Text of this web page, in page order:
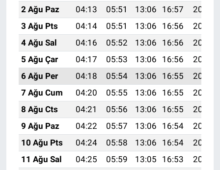
2 Ağu Paz
04:13 05:51 13:06 16:57
20:12
3 Ağu Pts
04:14 05:51 13:06 16:56
20:11
4 Ağu Sal
04:16 05:52 13:06 16:56
20:10
5 Ağu Çar
04:17 05:53 13:06 16:56
20:09
6 Ağu Per
04:18 05:54 13:06 16:55
20:08
7 Ağu Cum
04:20 05:55 13:06 16:55
20:07
8 Ağu Cts
04:21 05:56 13:06 16:55
20:06
9 Ağu Paz
04:22 05:57 13:06 16:54
20:05
10 Ağu Pts
04:24 05:58 13:06 16:54
20:04
11 Ağu Sal
04:25 05:59 13:05 16:53
20:02